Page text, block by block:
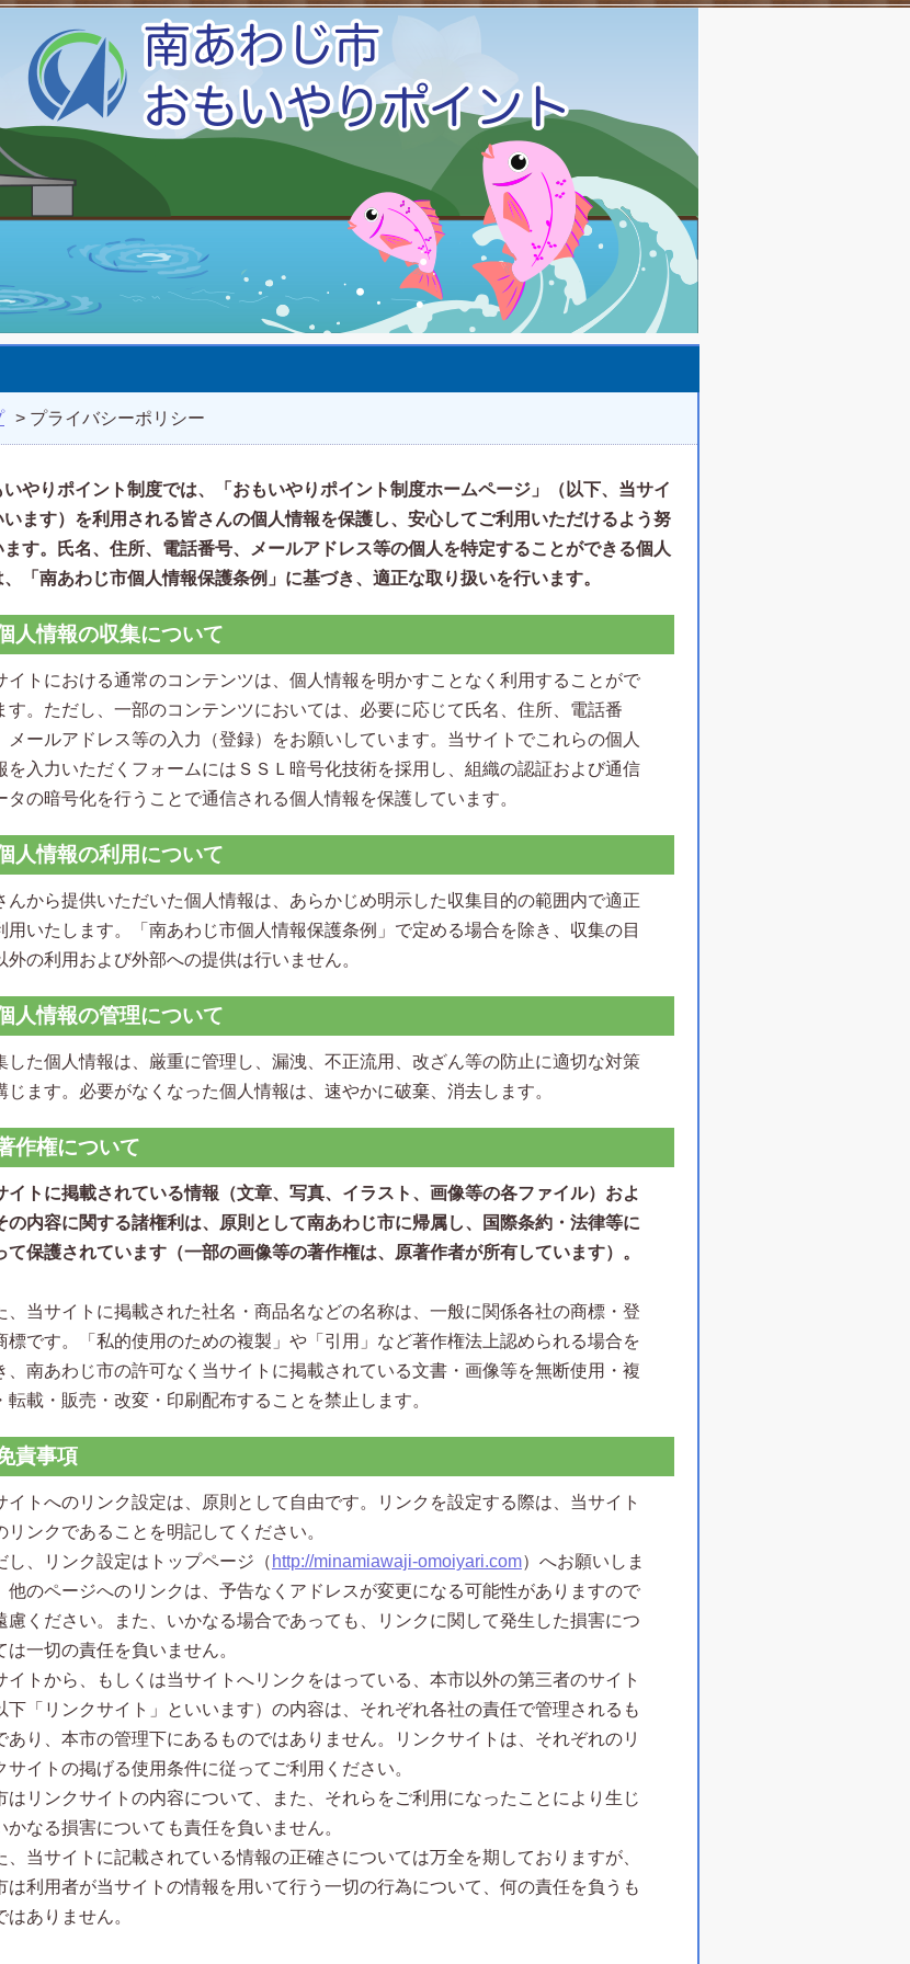
> プライバシーポリシー
やりポイント制度では、「おもいやりポイント制度ホームページ」（以下、当サイ
います）を利用される皆さんの個人情報を保護し、安心してご利用いただけるよう努
ます。氏名、住所、電話番号、メールアドレス等の個人を特定することができる個人
「南あわじ市個人情報保護条例」に基づき、適正な取り扱いを行います。
人情報の収集について
イトにおける通常のコンテンツは、個人情報を明かすことなく利用することがで
す。ただし、一部のコンテンツにおいては、必要に応じて氏名、住所、電話番
メールアドレス等の入力（登録）をお願いしています。当サイトでこれらの個人
を入力いただくフォームにはＳＳＬ暗号化技術を採用し、組織の認証および通信
タの暗号化を行うことで通信される個人情報を保護しています。
人情報の利用について
んから提供いただいた個人情報は、あらかじめ明示した収集目的の範囲内で適正
用いたします。「南あわじ市個人情報保護条例」で定める場合を除き、収集の目
外の利用および外部への提供は行いません。
人情報の管理について
した個人情報は、厳重に管理し、漏洩、不正流用、改ざん等の防止に適切な対策
じます。必要がなくなった個人情報は、速やかに破棄、消去します。
作権について
イトに掲載されている情報（文章、写真、イラスト、画像等の各ファイル）およ
の内容に関する諸権利は、原則として南あわじ市に帰属し、国際条約・法律等に
て保護されています（一部の画像等の著作権は、原著作者が所有しています）。
、当サイトに掲載された社名・商品名などの名称は、一般に関係各社の商標・登
標です。「私的使用のための複製」や「引用」など著作権法上認められる場合を
、南あわじ市の許可なく当サイトに掲載されている文書・画像等を無断使用・複
転載・販売・改変・印刷配布することを禁止します。
責事項
イトへのリンク設定は、原則として自由です。リンクを設定する際は、当サイト
リンクであることを明記してください。
し、リンク設定はトップページ（ http://minamiawaji-omoiyari.com）へお願いしま
他のページへのリンクは、予告なくアドレスが変更になる可能性がありますので
慮ください。また、いかなる場合であっても、リンクに関して発生した損害につ
は一切の責任を負いません。
イトから、もしくは当サイトへリンクをはっている、本市以外の第三者のサイト
下「リンクサイト」といいます）の内容は、それぞれ各社の責任で管理されるも
あり、本市の管理下にあるものではありません。リンクサイトは、それぞれのリ
サイトの掲げる使用条件に従ってご利用ください。
はリンクサイトの内容について、また、それらをご利用になったことにより生じ
かなる損害についても責任を負いません。
、当サイトに記載されている情報の正確さについては万全を期しておりますが、
は利用者が当サイトの情報を用いて行う一切の行為について、何の責任を負うも
はありません。